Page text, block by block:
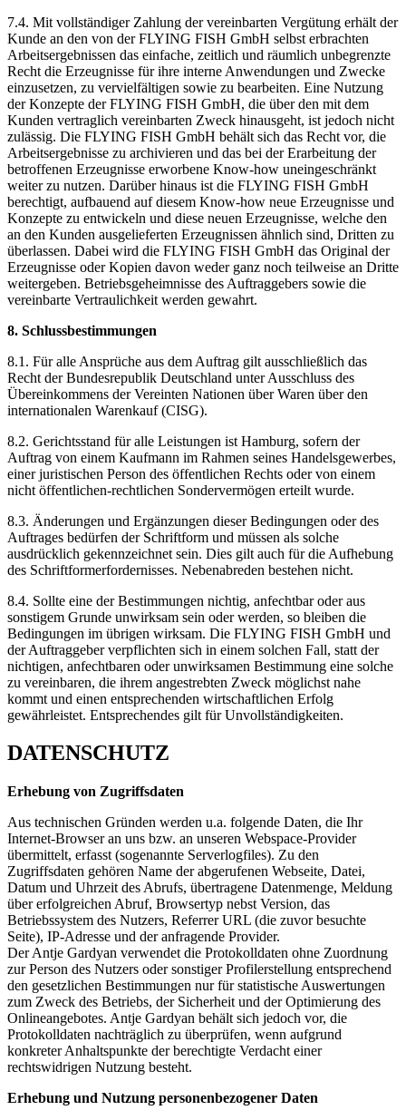
7.4. Mit vollständiger Zahlung der vereinbarten Vergütung erhält der
Kunde an den von der FLYING FISH GmbH selbst erbrachten
Arbeitsergebnissen das einfache, zeitlich und räumlich unbegrenzte
Recht die Erzeugnisse für ihre interne Anwendungen und Zwecke
einzusetzen, zu vervielfältigen sowie zu bearbeiten. Eine Nutzung
der Konzepte der FLYING FISH GmbH, die über den mit dem
Kunden vertraglich vereinbarten Zweck hinausgeht, ist jedoch nicht
zulässig. Die FLYING FISH GmbH behält sich das Recht vor, die
Arbeitsergebnisse zu archivieren und das bei der Erarbeitung der
betroffenen Erzeugnisse erworbene Know-how uneingeschränkt
weiter zu nutzen. Darüber hinaus ist die FLYING FISH GmbH
berechtigt, aufbauend auf diesem Know-how neue Erzeugnisse und
Konzepte zu entwickeln und diese neuen Erzeugnisse, welche den
an den Kunden ausgelieferten Erzeugnissen ähnlich sind, Dritten zu
überlassen. Dabei wird die FLYING FISH GmbH das Original der
Erzeugnisse oder Kopien davon weder ganz noch teilweise an Dritte
weitergeben. Betriebsgeheimnisse des Auftraggebers sowie die
vereinbarte Vertraulichkeit werden gewahrt.
8. Schlussbestimmungen
8.1. Für alle Ansprüche aus dem Auftrag gilt ausschließlich das
Recht der Bundesrepublik Deutschland unter Ausschluss des
Übereinkommens der Vereinten Nationen über Waren über den
internationalen Warenkauf (CISG).
8.2. Gerichtsstand für alle Leistungen ist Hamburg, sofern der
Auftrag von einem Kaufmann im Rahmen seines Handelsgewerbes,
einer juristischen Person des öffentlichen Rechts oder von einem
nicht öffentlichen-rechtlichen Sondervermögen erteilt wurde.
8.3. Änderungen und Ergänzungen dieser Bedingungen oder des
Auftrages bedürfen der Schriftform und müssen als solche
ausdrücklich gekennzeichnet sein. Dies gilt auch für die Aufhebung
des Schriftformerfordernisses. Nebenabreden bestehen nicht.
8.4. Sollte eine der Bestimmungen nichtig, anfechtbar oder aus
sonstigem Grunde unwirksam sein oder werden, so bleiben die
Bedingungen im übrigen wirksam. Die FLYING FISH GmbH und
der Auftraggeber verpflichten sich in einem solchen Fall, statt der
nichtigen, anfechtbaren oder unwirksamen Bestimmung eine solche
zu vereinbaren, die ihrem angestrebten Zweck möglichst nahe
kommt und einen entsprechenden wirtschaftlichen Erfolg
gewährleistet. Entsprechendes gilt für Unvollständigkeiten.
DATENSCHUTZ
Erhebung von Zugriffsdaten
Aus technischen Gründen werden u.a. folgende Daten, die Ihr
Internet-Browser an uns bzw. an unseren Webspace-Provider
übermittelt, erfasst (sogenannte Serverlogfiles). Zu den
Zugriffsdaten gehören Name der abgerufenen Webseite, Datei,
Datum und Uhrzeit des Abrufs, übertragene Datenmenge, Meldung
über erfolgreichen Abruf, Browsertyp nebst Version, das
Betriebssystem des Nutzers, Referrer URL (die zuvor besuchte
Seite), IP-Adresse und der anfragende Provider.
Der Antje Gardyan verwendet die Protokolldaten ohne Zuordnung
zur Person des Nutzers oder sonstiger Profilerstellung entsprechend
den gesetzlichen Bestimmungen nur für statistische Auswertungen
zum Zweck des Betriebs, der Sicherheit und der Optimierung des
Onlineangebotes. Antje Gardyan behält sich jedoch vor, die
Protokolldaten nachträglich zu überprüfen, wenn aufgrund
konkreter Anhaltspunkte der berechtigte Verdacht einer
rechtswidrigen Nutzung besteht.
Erhebung und Nutzung personenbezogener Daten